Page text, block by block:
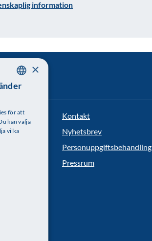
information
4A
Kontakt
Nyhetsbrev
Personuppgiftsbehandling
Pressrum
SWEDISH
×
för att
kan välja
vilka